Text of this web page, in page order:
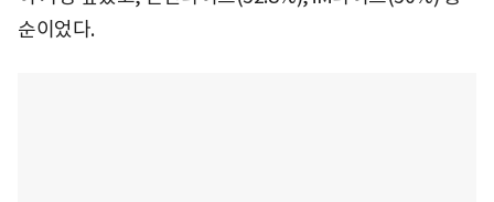
순이었다.